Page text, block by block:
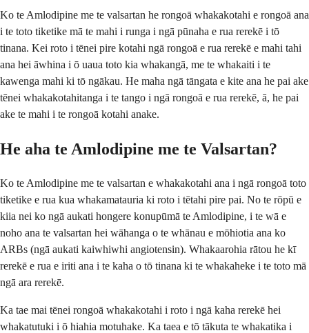
Ko te Amlodipine me te valsartan he rongoā whakakotahi e rongoā ana
i te toto tiketike mā te mahi i runga i ngā pūnaha e rua rerekē i tō
tinana. Kei roto i tēnei pire kotahi ngā rongoā e rua rerekē e mahi tahi
ana hei āwhina i ō uaua toto kia whakangā, me te whakaiti i te
kawenga mahi ki tō ngākau. He maha ngā tāngata e kite ana he pai ake
tēnei whakakotahitanga i te tango i ngā rongoā e rua rerekē, ā, he pai
ake te mahi i te rongoā kotahi anake.
He aha te Amlodipine me te Valsartan?
Ko te Amlodipine me te valsartan e whakakotahi ana i ngā rongoā toto
tiketike e rua kua whakamatauria ki roto i tētahi pire pai. No te rōpū e
kiia nei ko ngā aukati hongere konupūmā te Amlodipine, i te wā e
noho ana te valsartan hei wāhanga o te whānau e mōhiotia ana ko
ARBs (ngā aukati kaiwhiwhi angiotensin). Whakaarohia rātou he kī
rerekē e rua e iriti ana i te kaha o tō tinana ki te whakaheke i te toto mā
ngā ara rerekē.
Ka tae mai tēnei rongoā whakakotahi i roto i ngā kaha rerekē hei
whakatutuki i ō hiahia motuhake. Ka taea e tō tākuta te whakatika i